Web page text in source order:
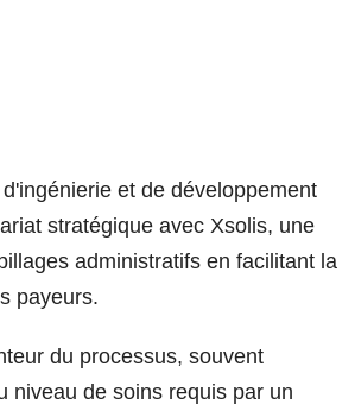
et de développement
stratégique avec Xsolis, une
administratifs en facilitant la
payeurs.
du processus, souvent
niveau de soins requis par un